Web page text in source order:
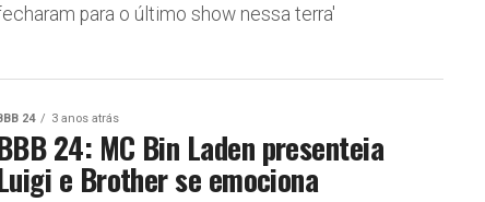
para o último show nessa terra'
24 3 anos atrás
24: MC Bin Laden presenteia
e Brother se emociona